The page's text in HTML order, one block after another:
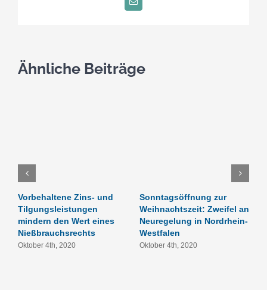
E-
Mail
Ähnliche Beiträge
Vorbehaltene Zins- und
Tilgungsleistungen
mindern den Wert eines
Nießbrauchsrechts
Oktober 4th, 2020
Sonntagsöffnung zur
Weihnachtszeit: Zweifel an
Neuregelung in Nordrhein-
Westfalen
Oktober 4th, 2020